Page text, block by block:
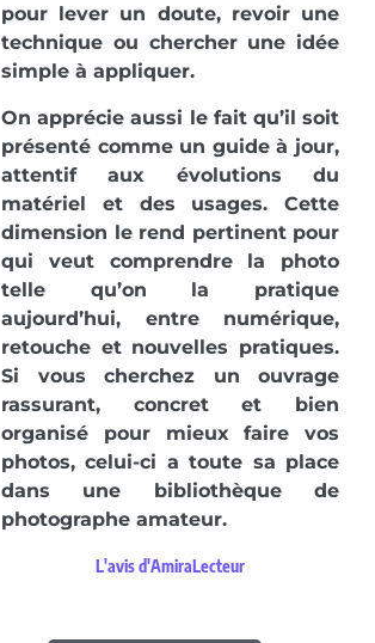
pour lever un doute, revoir une
technique ou chercher une idée
simple à appliquer.
On apprécie aussi le fait qu’il soit
présenté comme un guide à jour,
attentif aux évolutions du
matériel et des usages. Cette
dimension le rend pertinent pour
qui veut comprendre la photo
telle qu’on la pratique
aujourd’hui, entre numérique,
retouche et nouvelles pratiques.
Si vous cherchez un ouvrage
rassurant, concret et bien
organisé pour mieux faire vos
photos, celui-ci a toute sa place
dans une bibliothèque de
photographe amateur.
L'avis d'AmiraLecteur